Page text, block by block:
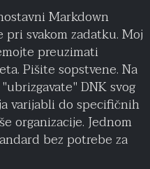
Markdown
svakom zadatku. Moj
preuzimati
Pišite sopstvene. Na
DNK svog
varijabli do specifičnih
organizacije. Jednom
bez potrebe za